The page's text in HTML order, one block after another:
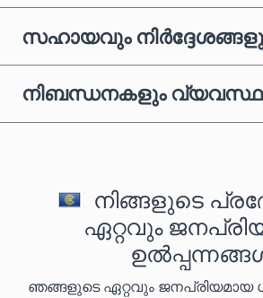
സഹായവും
നിബന്ധനകളും
നിങ്ങളുടെ
ഏറ്റവും
ഞങ്ങളുടെ ഏറ്റവും ജനപ്രിയമായ